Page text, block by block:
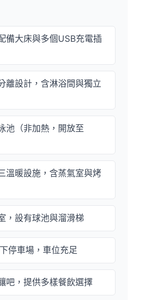
備大床與多個USB充電插
離設計，含淋浴間與獨立
池（非加熱，開放至
溫暖設施，含蒸氣室與烤
，設有球池與溜滑梯
停車場，車位充足
吧，提供多樣餐飲選擇